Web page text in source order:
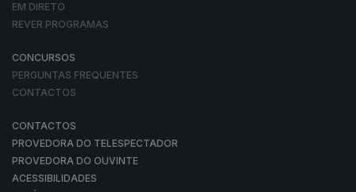
EM DIRETO
REVER PROGRAMAS
CONCURSOS
PERGUNTAS FREQUENTES
CONTACTOS
CONTACTOS
PROVEDORA DO TELESPECTADOR
PROVEDORA DO OUVINTE
ACESSIBILIDADES